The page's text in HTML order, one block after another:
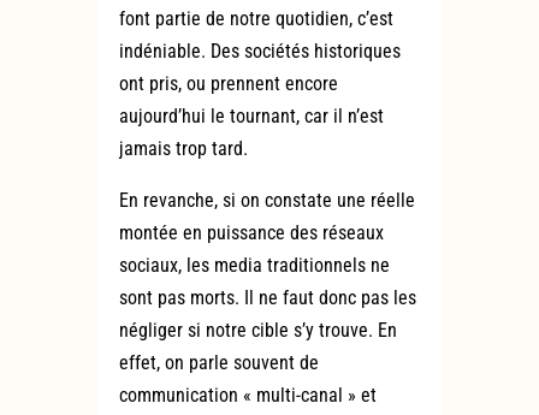
font partie de notre quotidien, c’est
indéniable. Des sociétés historiques
ont pris, ou prennent encore
aujourd’hui le tournant, car il n’est
jamais trop tard.
En revanche, si on constate une réelle
montée en puissance des réseaux
sociaux, les media traditionnels ne
sont pas morts. Il ne faut donc pas les
négliger si notre cible s’y trouve. En
effet, on parle souvent de
communication « multi-canal » et